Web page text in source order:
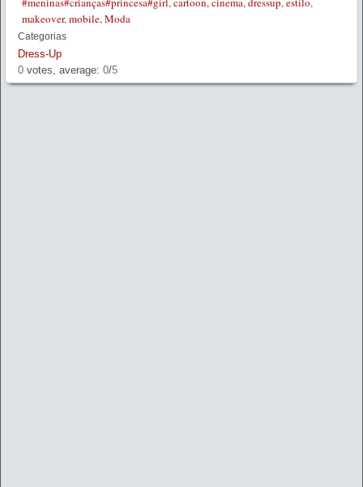
makeover,mobile,Moda
Categorias
Dress-Up
0 votes, average: 0/5